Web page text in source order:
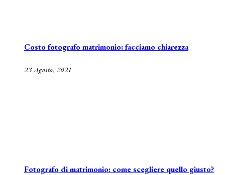
Costo fotografo matrimonio: facciamo chiarezza
23 Agosto, 2021
Fotografo di matrimonio: come scegliere quello giusto?